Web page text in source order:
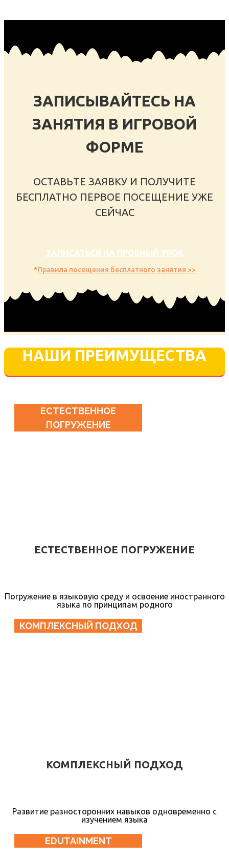
ЗАПИСЫВАЙТЕСЬ НА
ЗАНЯТИЯ В ИГРОВОЙ
ФОРМЕ
ОСТАВЬТЕ ЗАЯВКУ И ПОЛУЧИТЕ
БЕСПЛАТНО ПЕРВОЕ ПОСЕЩЕНИЕ УЖЕ
СЕЙЧАС
ЗАПИСАТЬСЯ НА ПРОБНЫЙ УРОК
*Правила посещения бесплатного занятия >>
НАШИ ПРЕИМУЩЕСТВА
ЕСТЕСТВЕННОЕ
ПОГРУЖЕНИЕ
ЕСТЕСТВЕННОЕ ПОГРУЖЕНИЕ
Погружение в языковую среду и освоение иностранного
языка по принципам родного
КОМПЛЕКСНЫЙ ПОДХОД
КОМПЛЕКСНЫЙ ПОДХОД
Развитие разносторонних навыков одновременно с
изучением языка
EDUTAINMENT